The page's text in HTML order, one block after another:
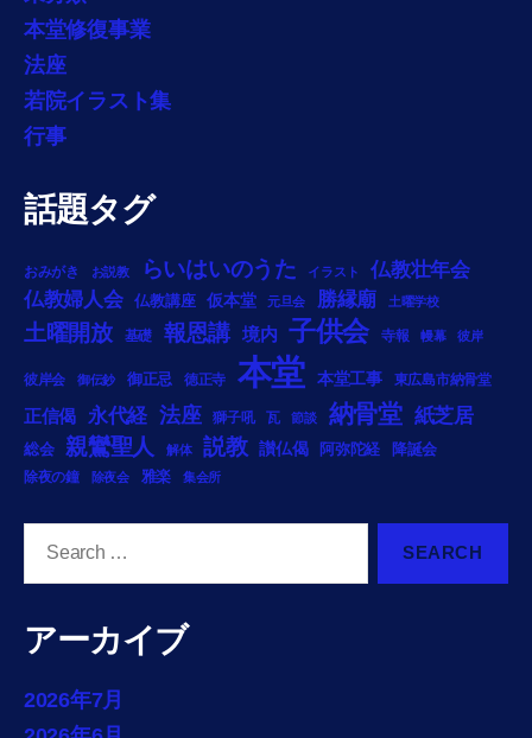
本堂修復事業
法座
若院イラスト集
行事
話題タグ
おみがき お説教 らいはいのうた イラスト
仏教壮年会
仏教婦人会
仏教講座 仮本堂 元旦会 勝縁廟 土曜学校
土曜開放 基礎 報恩講 境内 子供会 寺報 幔幕 彼岸
彼岸会 御伝鈔 御正忌 徳正寺 本堂 本堂工事 東広島市納骨堂
正信偈 永代経 法座 獅子吼 瓦 節談 納骨堂 紙芝居
総会 親鸞聖人 解体 説教 讃仏偈 阿弥陀経 降誕会
除夜の鐘 除夜会 雅楽 集会所
アーカイブ
2026年7月